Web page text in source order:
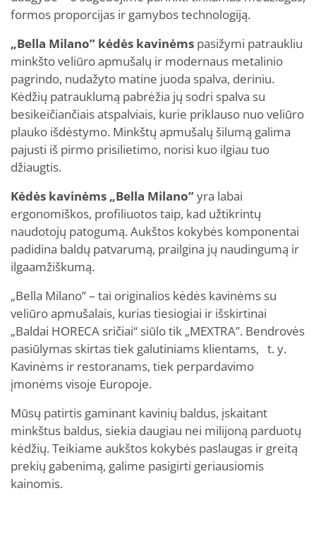
formos proporcijas ir gamybos technologiją.
„Bella Milano” kėdės kavinėms pasižymi patraukliu
minkšto veliūro apmušalų ir modernaus metalinio
pagrindo, nudažyto matine juoda spalva, deriniu.
Kėdžių patrauklumą pabrėžia jų sodri spalva su
besikeičiančiais atspalviais, kurie priklauso nuo veliūro
plauko išdėstymo. Minkštų apmušalų šilumą galima
pajusti iš pirmo prisilietimo, norisi kuo ilgiau tuo
džiaugtis.
Kėdės kavinėms „Bella Milano”yra labai
ergonomiškos, profiliuotos taip, kad užtikrintų
naudotojų patogumą. Aukštos kokybės komponentai
padidina baldų patvarumą, prailgina jų naudingumą ir
ilgaamžiškumą.
„Bella Milano” – tai originalios kėdės kavinėms su
veliūro apmušalais, kurias tiesiogiai ir išskirtinai
„Baldai HORECA sričiai“ siūlo tik „MEXTRA”. Bendrovės
pasiūlymas skirtas tiek galutiniams klientams, t. y.
Kavinėms ir restoranams, tiek perpardavimo
įmonėms visoje Europoje.
Mūsų patirtis gaminant kavinių baldus, įskaitant
minkštus baldus, siekia daugiau nei milijoną parduotų
kėdžių. Teikiame aukštos kokybės paslaugas ir greitą
prekių gabenimą, galime pasigirti geriausiomis
kainomis.